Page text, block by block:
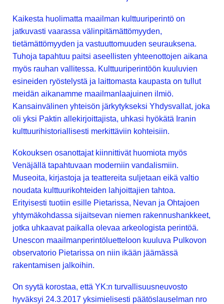
Kaikesta huolimatta maailman kulttuuriperintö on
jatkuvasti vaarassa välinpitämättömyyden,
tietämättömyyden ja vastuuttomuuden seurauksena.
Tuhoja tapahtuu paitsi aseellisten yhteenottojen aikana
myös rauhan vallitessa. Kulttuuriperintöön kuuluvien
esineiden ryöstelystä ja laittomasta kaupasta on tullut
meidän aikanamme maailmanlaajuinen ilmiö.
Kansainvälinen yhteisön järkytykseksi Yhdysvallat, joka
oli yksi Paktin allekirjoittajista, uhkasi hyökätä Iranin
kulttuurihistoriallisesti merkittäviin kohteisiin.
Kokouksen osanottajat kiinnittivät huomiota myös
Venäjällä tapahtuvaan moderniin vandalismiin.
Museoita, kirjastoja ja teattereita suljetaan eikä valtio
noudata kulttuurikohteiden lahjoittajien tahtoa.
Erityisesti tuotiin esille Pietarissa, Nevan ja Ohtajoen
yhtymäkohdassa sijaitsevan niemen rakennushankkeet,
jotka uhkaavat paikalla olevaa arkeologista perintöä.
Unescon maailmanperintöluetteloon kuuluva Pulkovon
observatorio Pietarissa on niin ikään jäämässä
rakentamisen jalkoihin.
On syytä korostaa, että YK:n turvallisuusneuvosto
hyväksyi 24.3.2017 yksimielisesti päätöslauselman nro